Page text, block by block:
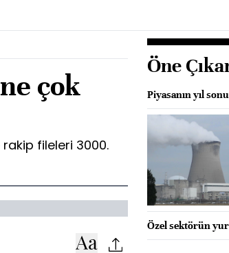
çok
fileleri 3000.
Öne
Piyasanın yıl
Özel sektörün